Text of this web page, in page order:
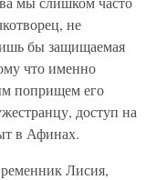
не
бы защищаемая
что именно
поприщем его
доступ на
в Афинах.
Лисия,